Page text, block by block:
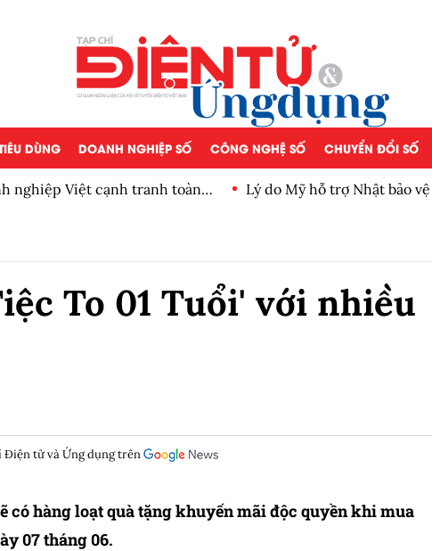
DÙNG DOANH NGHIỆP SỐ CÔNG NGHỆ SỐ CHUYỂN ĐỔI SỐ
nghiệp Việt cạnh tranh toàn
Lý do Mỹ hỗ trợ Nhật bảo
To 01 Tuổi' với nhiều
Điện tử và Ứng dụng trên
có hàng loạt quà tặng khuyến mãi độc quyền khi mua
07 tháng 06.